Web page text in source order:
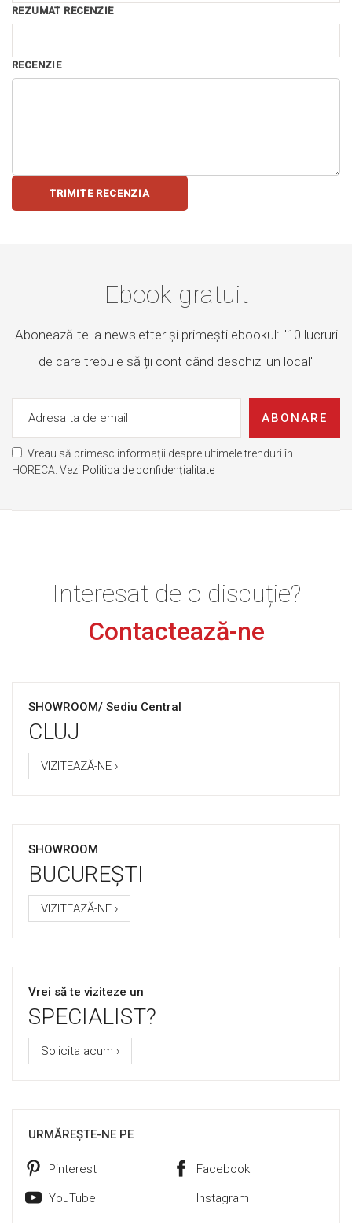
REZUMAT RECENZIE
RECENZIE
TRIMITE RECENZIA
Ebook gratuit
Abonează-te la newsletter și primești ebookul: "10 lucruri
de care trebuie să ții cont când deschizi un local"
ABONARE
Vreau să primesc informații despre ultimele trenduri în
HORECA. Vezi Politica de confidențialitate
Interesat de o discuție?
Contactează-ne
SHOWROOM/ Sediu Central
CLUJ
VIZITEAZĂ-NE ›
SHOWROOM
BUCUREȘTI
VIZITEAZĂ-NE ›
Vrei să te viziteze un
SPECIALIST?
Solicita acum ›
URMĂREȘTE-NE PE
Pinterest Facebook
YouTube Instagram